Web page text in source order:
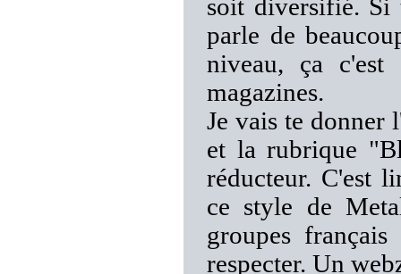
soit diversifié. Si
parle de
niveau, ça
magazines.
Je vais te donner
et la rubrique
réducteur. C'est
ce style de
groupes
respecter. Un